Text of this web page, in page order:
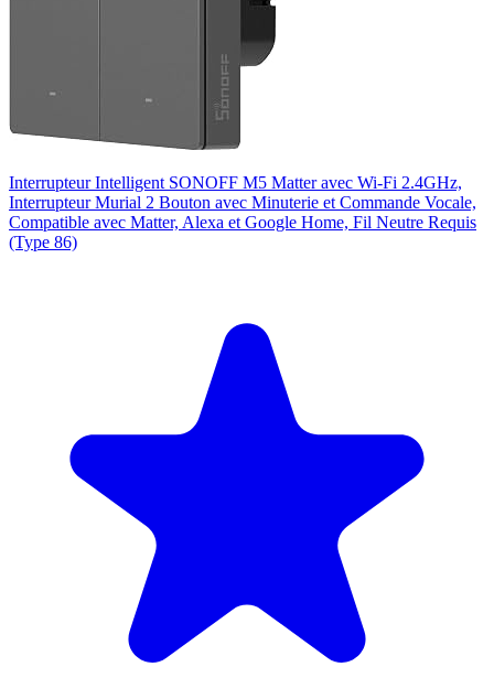
Interrupteur Intelligent SONOFF M5 Matter avec Wi-Fi 2.4GHz,
Interrupteur Murial 2 Bouton avec Minuterie et Commande Vocale,
Compatible avec Matter, Alexa et Google Home, Fil Neutre Requis
(Type 86)